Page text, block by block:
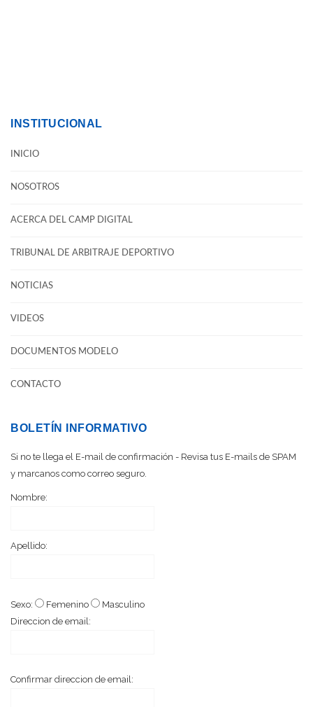
INSTITUCIONAL
INICIO
NOSOTROS
ACERCA DEL CAMP DIGITAL
TRIBUNAL DE ARBITRAJE DEPORTIVO
NOTICIAS
VIDEOS
DOCUMENTOS MODELO
CONTACTO
BOLETÍN INFORMATIVO
Si no te llega el E-mail de confirmación - Revisa tus E-mails de SPAM
y marcanos como correo seguro.
Nombre:
Apellido:
Sexo: Femenino
Masculino
Direccion de email:
Confirmar direccion de email: